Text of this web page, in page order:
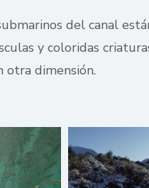
del canal
y coloridas
otra dimensión.